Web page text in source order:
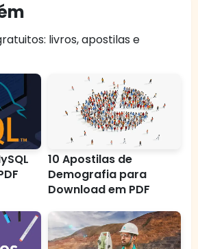
livros, apostilas e
10 Apostilas de
Demografia para
Download em PDF